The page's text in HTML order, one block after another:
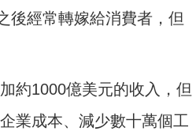
後經常轉嫁給消費者，但
約1000億美元的收入，但
業成本、減少數十萬個工